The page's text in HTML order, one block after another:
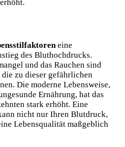
eine
des Bluthochdrucks.
und das Rauchen sind
zu dieser gefährlichen
Die moderne Lebensweise,
Ernährung, hat das
stark erhöht. Eine
nicht nur Ihren Blutdruck,
Lebensqualität maßgeblich